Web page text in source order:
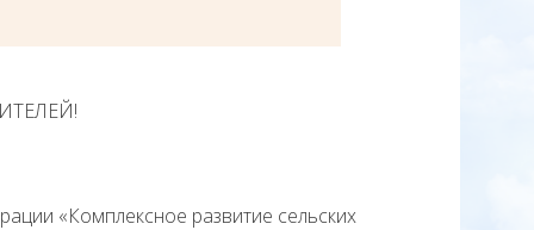
«Комплексное развитие сельских